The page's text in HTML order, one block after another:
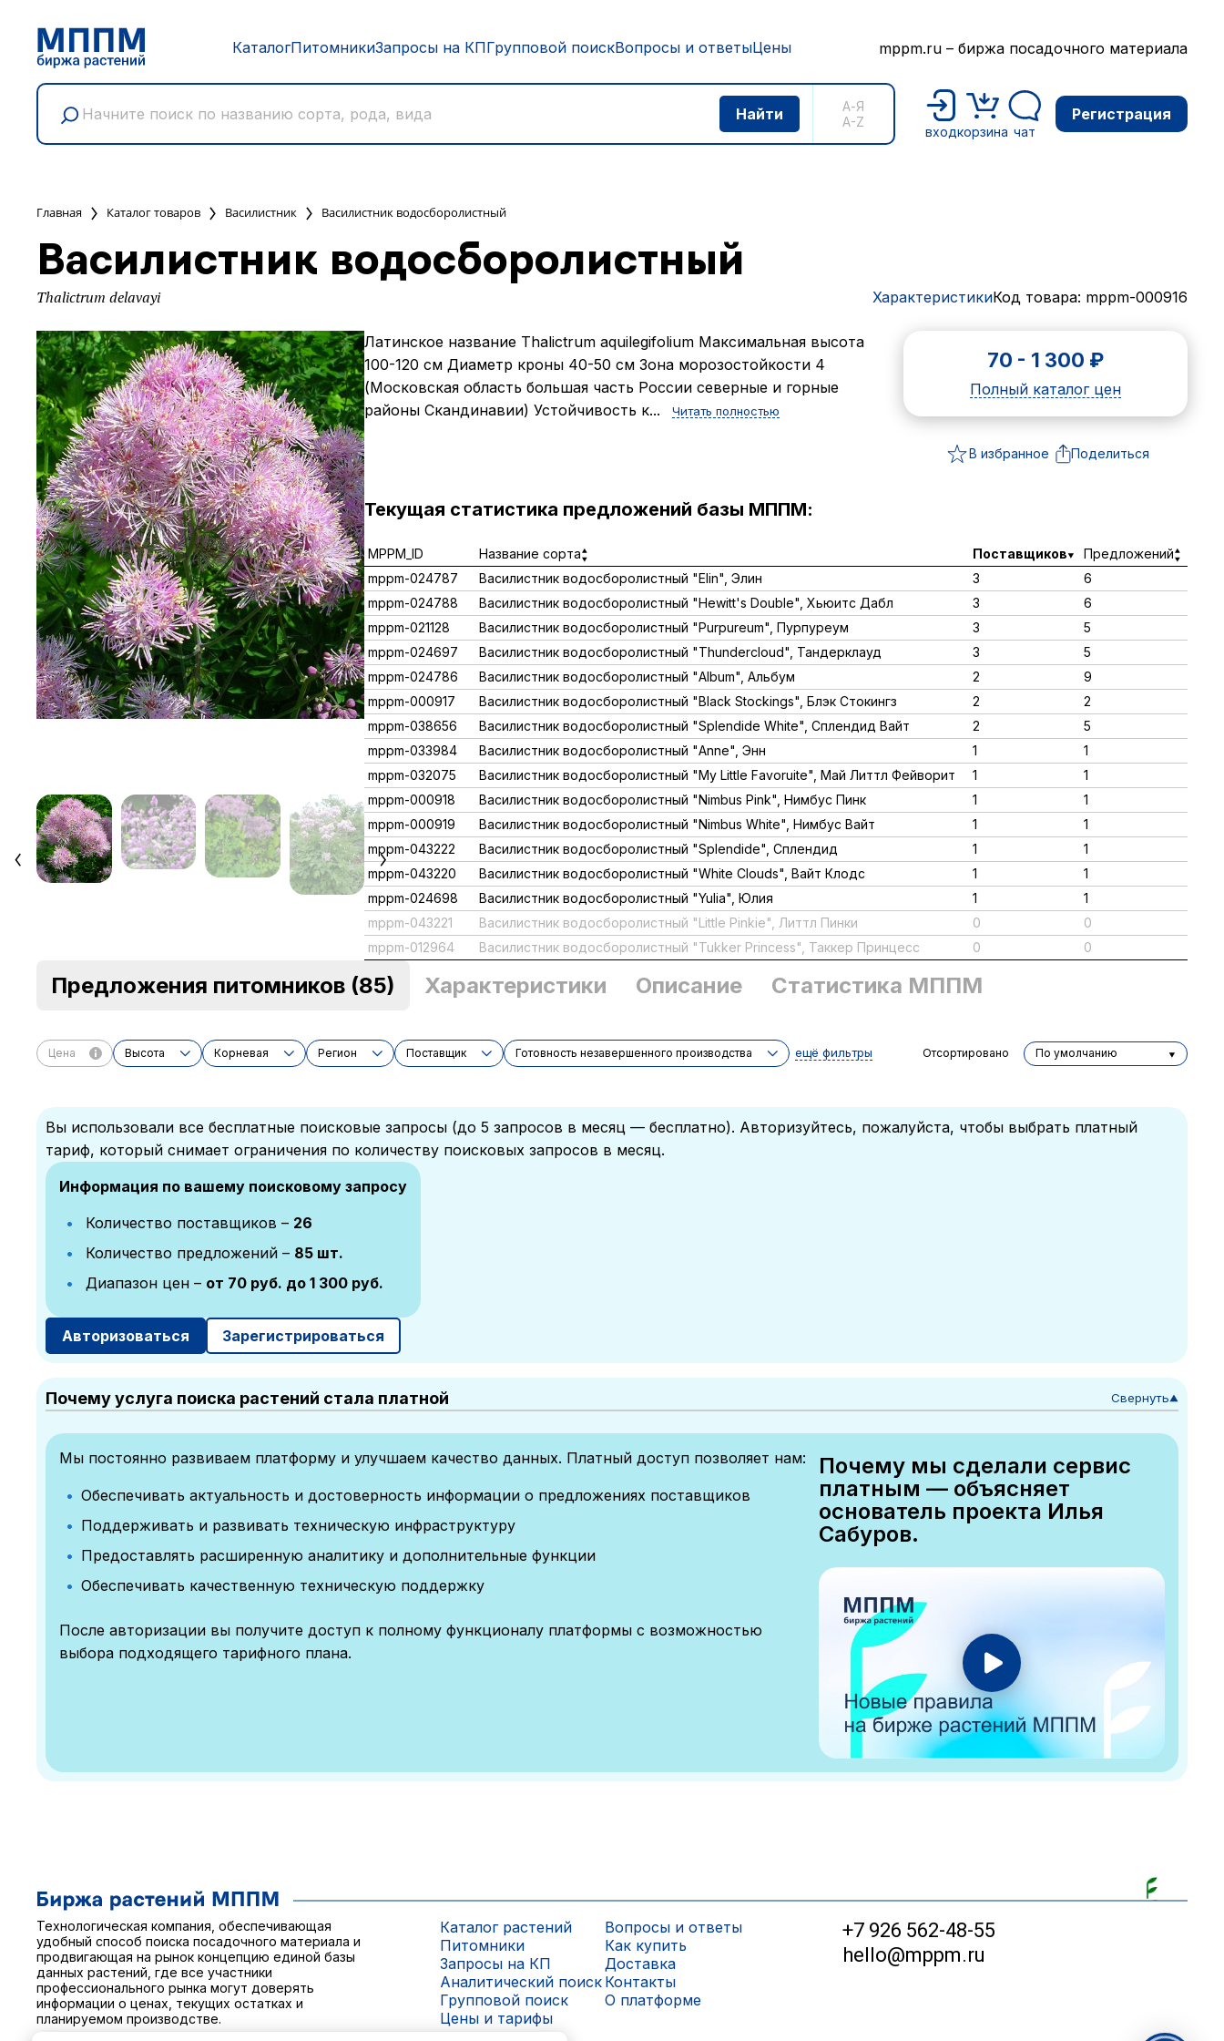
КаталогПитомникиЗапросы на КПГрупповой поискВопросы и ответыЦены mppm.ru – биржа посадочного материала
А-Я
A-Z
входкорзина чат
Регистрация
Главная Каталог товаров Василистник Василистник водосборолистный
Василистник водосборолистный
Thalictrum delavayi ХарактеристикиКод товара: mppm-000916
Латинское название Thalictrum aquilegifolium Максимальная высота
100-120 см Диаметр кроны 40-50 см Зона морозостойкости 4
(Московская область большая часть России северные и горные
районы Скандинавии) Устойчивость к...
Читать полностью
70 - 1 300 ₽
Полный каталог цен
В избранное Поделиться
Текущая статистика предложений базы МППМ:
MPPM_ID Название сорта Поставщиков
Предложений
mppm-024787
Василистник водосборолистный "Elin", Элин 3
6
mppm-024788
Василистник водосборолистный "Hewitt's Double", Хьюитс Дабл 3
6
mppm-021128
Василистник водосборолистный "Purpureum", Пурпуреум 3
5
mppm-024697
Василистник водосборолистный "Thundercloud", Тандерклауд 3
5
mppm-024786
Василистник водосборолистный "Album", Альбум 2
9
mppm-000917
Василистник водосборолистный "Black Stockings", Блэк Стокингз 2
2
mppm-038656
Василистник водосборолистный "Splendide White", Сплендид Вайт 2
5
mppm-033984
Василистник водосборолистный "Anne", Энн 1
1
mppm-032075
Василистник водосборолистный "My Little Favoruite", Май Литтл Фейворит 1
1
mppm-000918
Василистник водосборолистный "Nimbus Pink", Нимбус Пинк 1
1
mppm-000919
Василистник водосборолистный "Nimbus White", Нимбус Вайт 1
1
mppm-043222
Василистник водосборолистный "Splendide", Сплендид 1
1
mppm-043220
Василистник водосборолистный "White Clouds", Вайт Клодс 1
1
mppm-024698
Василистник водосборолистный "Yulia", Юлия 1
1
mppm-043221
Василистник водосборолистный "Little Pinkie", Литтл Пинки 0
0
mppm-012964
Василистник водосборолистный "Tukker Princess", Таккер Принцесс 0 0
Предложения питомников (85) Характеристики Описание Статистика МППМ
Цена Высота Корневая Регион Поставщик Готовность незавершенного производства ещё фильтры Отсортировано По умолчанию
Вы использовали все бесплатные поисковые запросы (до 5 запросов в месяц — бесплатно). Авторизуйтесь, пожалуйста, чтобы выбрать платный
тариф, который снимает ограничения по количеству поисковых запросов в месяц.
Информация по вашему поисковому запросу
Количество поставщиков – 26
Количество предложений – 85 шт.
Диапазон цен – от 70 руб. до 1 300 руб.
Авторизоваться Зарегистрироваться
Почему услуга поиска растений стала платной Свернуть▼
Мы постоянно развиваем платформу и улучшаем качество данных. Платный доступ позволяет нам:
Обеспечивать актуальность и достоверность информации о предложениях поставщиков
Поддерживать и развивать техническую инфраструктуру
Предоставлять расширенную аналитику и дополнительные функции
Обеспечивать качественную техническую поддержку
После авторизации вы получите доступ к полному функционалу платформы с возможностью
выбора подходящего тарифного плана.
Почему мы сделали сервис
платным — объясняет
основатель проекта Илья
Сабуров.
Технологическая компания, обеспечивающая
удобный способ поиска посадочного материала и
продвигающая на рынок концепцию единой базы
данных растений, где все участники
профессионального рынка могут доверять
информации о ценах, текущих остатках и
планируемом производстве.
Каталог растений
Питомники
Запросы на КП
Аналитический поиск
Групповой поиск
Цены и тарифы
Вопросы и ответы
Как купить
Доставка
Контакты
О платформе
+7 926 562-48-55
hello@mppm.ru